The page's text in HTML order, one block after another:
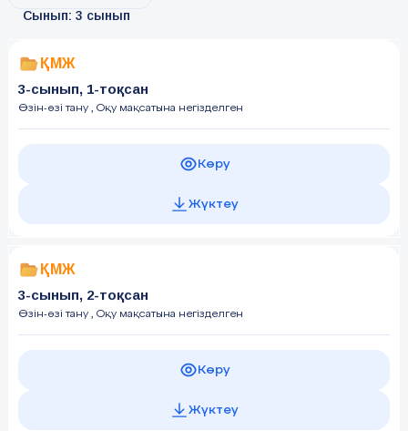
Сынып: 3 сынып
ҚМЖ
3-сынып, 1-тоқсан
Өзін-өзі тану , Оқу мақсатына негізделген
Көру
Жүктеу
ҚМЖ
3-сынып, 2-тоқсан
Өзін-өзі тану , Оқу мақсатына негізделген
Көру
Жүктеу